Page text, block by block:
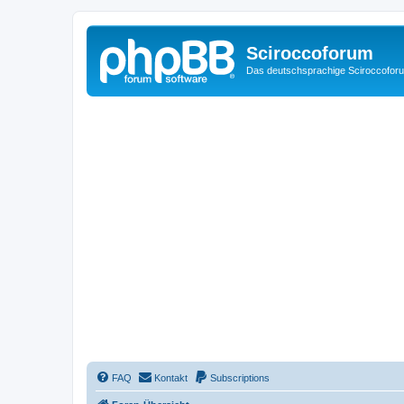
Sciroccoforum
Das deutschsprachige
FAQ Kontakt Subscriptions